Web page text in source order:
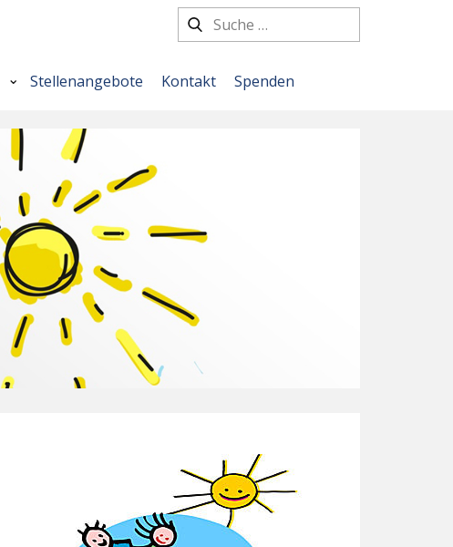
Stellenangebote Kontakt Spenden